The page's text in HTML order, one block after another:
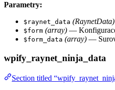
Parametry:
$raynet_data (RaynetData)
$form (array) —
$form_data (array) —
wpify_raynet_ninja_data
Section titled